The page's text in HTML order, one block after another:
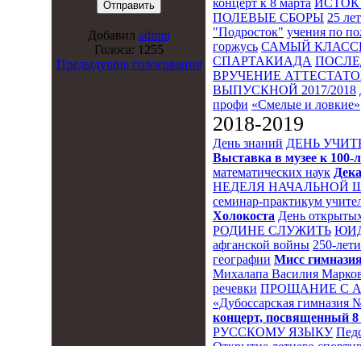
Добавил admin
Голоса: 1255
Предыдущие голосования
концерт к 8 марта ИСТОК
ПОЛЕВЫЕ СБОРЫ 25
"Подросток" учения по
горжусь САМЫЙ
СПАРТАКИАДА
ВРУЧЕНИЕ
ВЫПУСКНОЙ 2017/2018
профи «Смелые и ловкие»
2018-2019
День знаний ДЕНЬ
Выставка в музее к
математических наук
НЕДЕЛЯ НАЧАЛЬНОЙ
семинар-практикум
Холокоста День
РОДИНЕ СЛУЖИТЬ
афганской войны 250-
географии Мисс
Михалапа Василия
речевки ПРОЩАНИЕ С
«Дубоссарская гимназия
концерт, посвященный
РУССКОМУ ЯЗЫКУ